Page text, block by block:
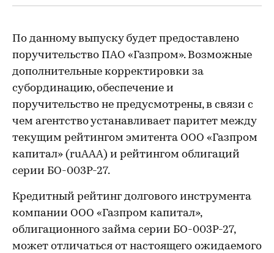
По данному выпуску будет предоставлено
поручительство ПАО «Газпром». Возможные
дополнительные корректировки за
субординацию, обеспечение и
поручительство не предусмотрены, в связи с
чем агентство устанавливает паритет между
текущим рейтингом эмитента ООО «Газпром
капитал» (ruAAA) и рейтингом облигаций
серии БО-003Р-27.
Кредитный рейтинг долгового инструмента
компании ООО «Газпром капитал»,
облигационного займа серии БО-003Р-27,
может отличаться от настоящего ожидаемого